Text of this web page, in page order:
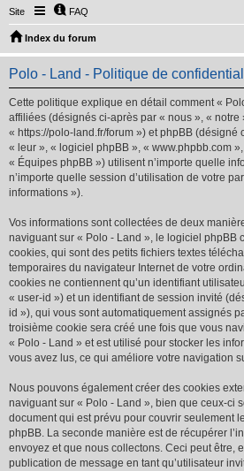
Site FAQ
Index du forum
Polo - Land - Politique de
Cette politique explique en détail comment «
affiliées (désignés ci-après par « nous », « notre
« https://polo-land.fr/forum ») et phpBB (désigné
« leur », « logiciel phpBB », « www.phpbb.com
« Équipes phpBB ») utilisent n’importe quelle
n’importe quelle session d’utilisation de votre
informations »).
Vos informations sont collectées de deux
naviguant sur « Polo - Land », le logiciel phpBB
cookies, qui sont des petits fichiers textes
temporaires du navigateur Internet de votre
cookies ne contiennent qu’un identifiant
« user-id ») et un identifiant de session invité
id »), qui vous sont automatiquement assignés
troisième cookie sera créé une fois que vous
« Polo - Land » et est utilisé pour stocker les
vous avez lus, ce qui améliore votre navigation
Nous pouvons également créer des cookies
naviguant sur « Polo - Land », bien que ceux-ci
document qui est prévu pour couvrir seulement
phpBB. La seconde manière est de récupérer
envoyez et que nous collectons. Ceci peut être,
publication de message en tant qu’utilisateur